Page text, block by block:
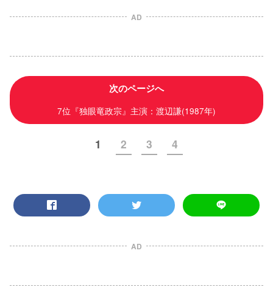
AD
次のページへ
7位『独眼竜政宗』主演：渡辺謙(1987年)
1 2 3 4
AD